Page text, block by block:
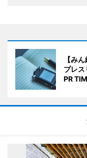
【み
プレス
PR